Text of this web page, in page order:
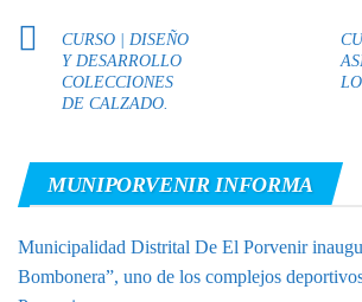
CURSO | DISEÑO
Y DESARROLLO
COLECCIONES
DE CALZADO.
MUNIPORVENIR INFORMA
Municipalidad Distrital De El Porvenir
Bombonera”, uno de los complejos